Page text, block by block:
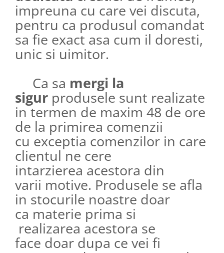
impreuna cu care vei discuta,
pentru ca produsul comandat
sa fie exact asa cum il doresti,
unic si uimitor.​​​​​​
Ca sa mergi la
sigur produsele sunt realizate
in termen de maxim 48 de ore
de la primirea comenzii
cu exceptia comenzilor in care
clientul ne cere
intarzierea acestora din
varii motive. Produsele se afla
in stocurile noastre doar
ca materie prima si
realizarea acestora se
face doar dupa ce vei fi